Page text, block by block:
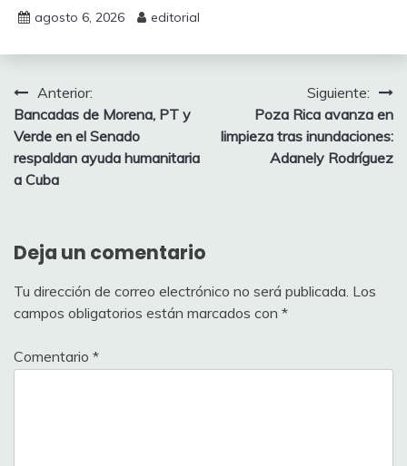
agosto 6, 2026 editorial
Navegación
de
entradas
Anterior:
Bancadas de Morena, PT y
Verde en el Senado
respaldan ayuda humanitaria
a Cuba
Siguiente:
Poza Rica avanza en
limpieza tras inundaciones:
Adanely Rodríguez
Deja un comentario
Tu dirección de correo electrónico no será publicada. Los
campos obligatorios están marcados con *
Comentario *